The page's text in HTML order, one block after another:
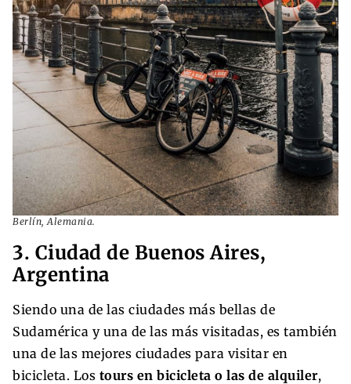
Berlín, Alemania.
3. Ciudad de Buenos Aires,
Argentina
Siendo una de las ciudades más bellas de
Sudamérica y una de las más visitadas, es también
una de las mejores ciudades para visitar en
bicicleta. Los tours en bicicleta o las de alquiler,